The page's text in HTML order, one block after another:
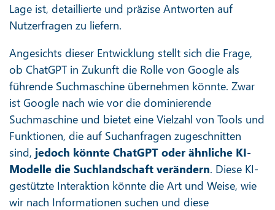
Lage ist, detaillierte und präzise Antworten auf
Nutzerfragen zu liefern.
Angesichts dieser Entwicklung stellt sich die Frage,
ob ChatGPT in Zukunft die Rolle von Google als
führende Suchmaschine übernehmen könnte. Zwar
ist Google nach wie vor die dominierende
Suchmaschine und bietet eine Vielzahl von Tools und
Funktionen, die auf Suchanfragen zugeschnitten
sind, jedoch könnte ChatGPT oder ähnliche KI-
Modelle die Suchlandschaft verändern. Diese KI-
gestützte Interaktion könnte die Art und Weise, wie
wir nach Informationen suchen und diese